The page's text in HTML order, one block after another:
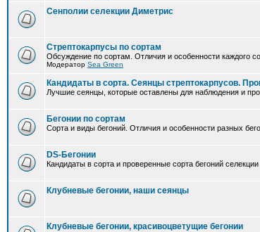
Сенполии селекции Диметрис
Стрептокарпусы по сортам
Обсуждение по сортам. Отличия и особенности каждого
Модератор Sea Green
Кандидаты в сорта. Сеянцы стрептокарпусов.
Лучшие сеянцы, которые оставлены для наблюдения и
Бегонии по сортам
Сорта и виды бегоний. Отличия и особенности разных
DS-Бегонии
Кандидаты в сорта и проверенные сорта бегоний
Клубневые бегонии, наши сеянцы
Клубневые бегонии, красивоцветущие бегонии